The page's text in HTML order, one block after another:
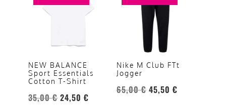
NEW BALANCE
Sport Essentials
Cotton T-Shirt
35,00€ 24,50 €
opzioni
possono
scelte
Nike M Club FTt
Jogger
65,00€ 45,50 €
varianti.
opzioni
possono
essere